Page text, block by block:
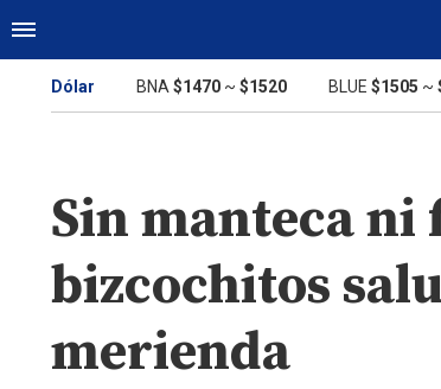
Dólar BNA $1470 ~ $1520 BLUE $1505 ~
Sin manteca
bizcochitos
merienda